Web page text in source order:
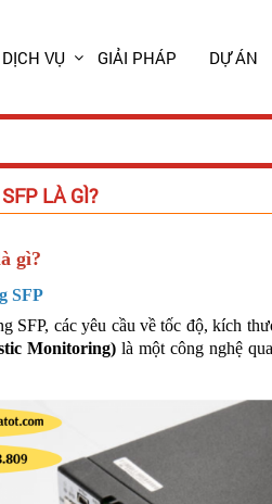
DỊCH VỤ GIẢI PHÁP DỰ ÁN
LÀ GÌ?
gì?
SFP
SFP, các yêu cầu về tốc độ, kích
Monitoring) là một công nghệ